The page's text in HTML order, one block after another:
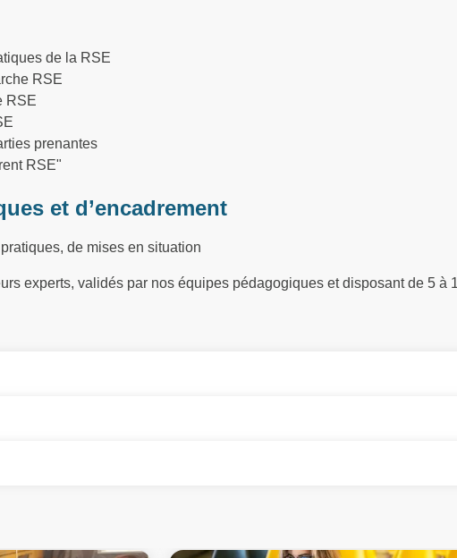
de la RSE
RSE
RSE
prenantes
RSE"
et d’encadrement
de mises en situation
experts, validés par nos équipes pédagogiques et disposant de 5 à